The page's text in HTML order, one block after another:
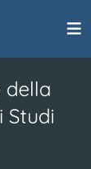
della
Studi